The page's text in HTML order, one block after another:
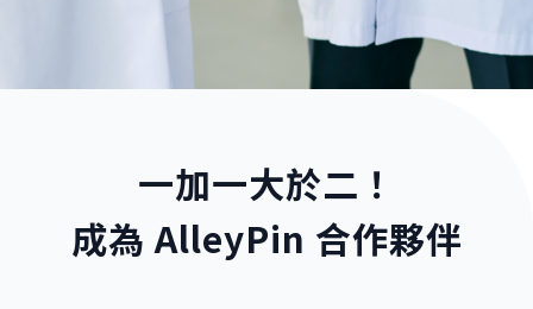
一加一大於二！
成為 AlleyPin 合作夥伴